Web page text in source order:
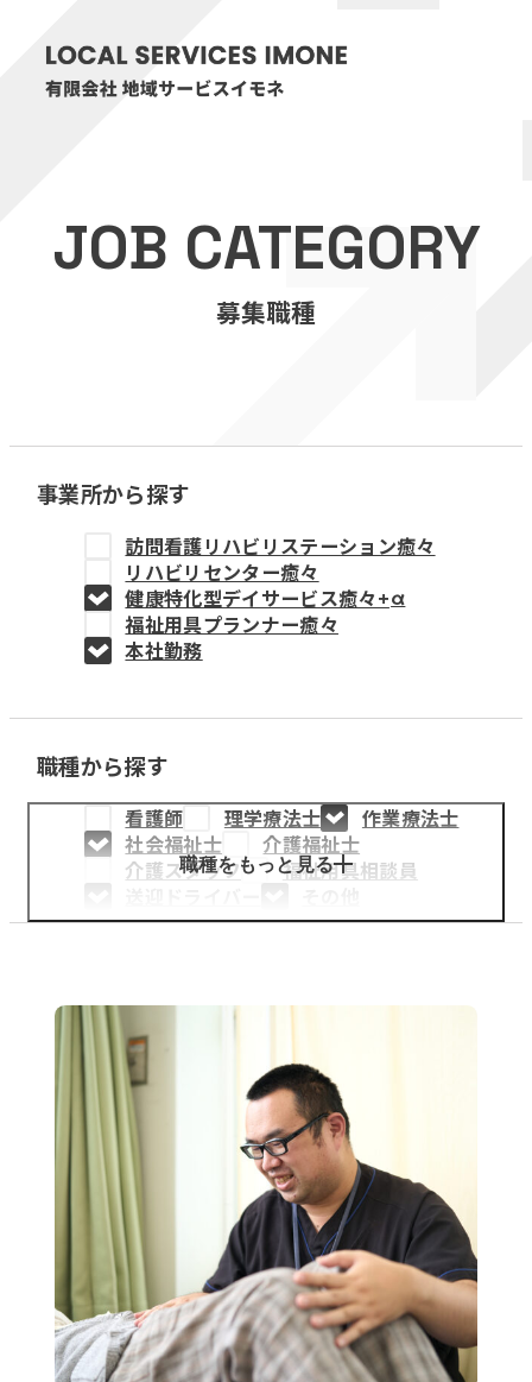
医療・介護事業
訪問看護リハビリステーション癒々
福祉用具プランナー癒々
教育事業
姫路中央こども園
姫路中央保育園
採用情報
医療・介護事業
募集職種
お知らせ
ENTRY
JOB CATEGORY
募集職種
事業所から探す
訪問看護リハビリステーション癒々
リハビリセンター癒々
健康特化型デイサービス癒々+α
福祉用具プランナー癒々
本社勤務
職種から探す
看護師 理学療法士
作業療法士
社会福祉士
介護福祉士
介護スタッフ
福祉用具相談員
職種をもっと見る